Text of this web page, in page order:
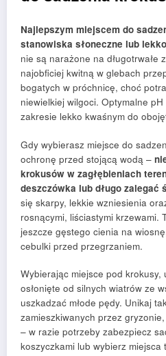
Najlepszym miejscem do
stanowiska słoneczne lub
nie są narażone na długotrwałe
najobficiej kwitną w glebach
bogatych w próchnicę, choć
niewielkiej wilgoci. Optymalne
zakresie lekko kwaśnym do
Gdy wybierasz miejsce do
ochronę przed stojącą wodą –
krokusów w zagłębieniach
deszczówka lub długo zalegać
się skarpy, lekkie wzniesienia
rosnącymi, liściastymi krzewami.
jeszcze gęstego cienia na
cebulki przed przegrzaniem.
Wybierając miejsce pod krokusy,
osłonięte od silnych wiatrów ze
uszkadzać młode pędy. Unikaj
zamieszkiwanych przez
– w razie potrzeby zabezpiecz
koszyczkami lub wybierz